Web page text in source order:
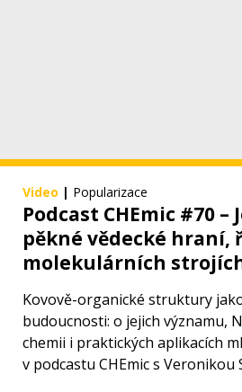
Video | Popularizace
Podcast CHEmic #70 –
pěkné vědecké hraní,
molekulárních
ÚOCHB
Kovově-organické struktury
budoucnosti: o jejich významu,
chemii i praktických aplikacích
v podcastu CHEmic s Veronikou